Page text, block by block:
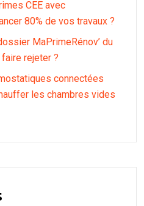
CEE avec
80% de vos travaux ?
MaPrimeRénov’ du
rejeter ?
connectées
les chambres vides